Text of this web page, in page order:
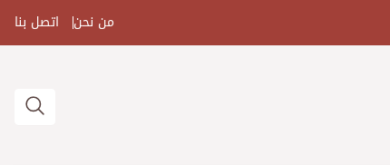
من نحن اتصل بنا